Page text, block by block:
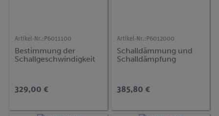
Artikel-Nr.: P6011100
Bestimmung der
Schallgeschwindigkeit
329,00 €
Artikel-Nr.: P6012000
Schalldämmung und
Schalldämpfung
385,80 €